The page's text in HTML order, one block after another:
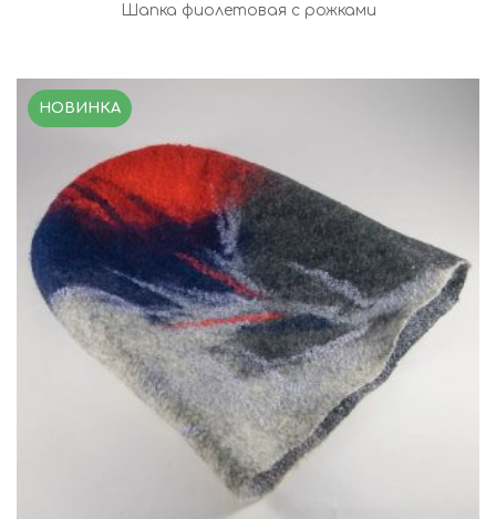
Шапка фиолетовая с рожками
НОВИНКА